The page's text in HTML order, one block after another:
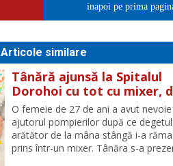
inapoi pe prima
Articole similare
Tânără ajunsă la Spitalul
Dorohoi cu tot cu mixer,
ce și-a prins degetul în
O femeie de 27 de ani a avut
ajutorul pompierilor după ce degetul
arătător de la mâna stângă i-a
prins într-un mixer. Tânăra s-a